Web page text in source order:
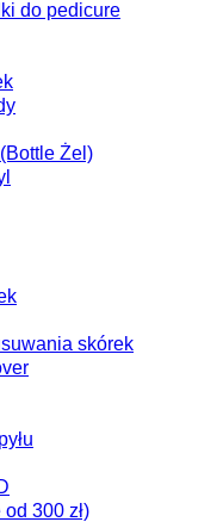
do pedicure
Żel)
skórek
300 zł)